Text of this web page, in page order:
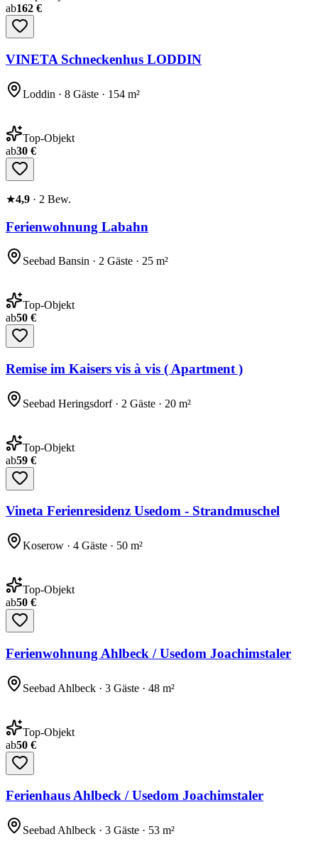
ab162 €
VINETA Schneckenhus LODDIN
Loddin · 8 Gäste · 154 m²
Top-Objekt
ab30 €
★4,9 · 2 Bew.
Ferienwohnung Labahn
Seebad Bansin · 2 Gäste · 25 m²
Top-Objekt
ab50 €
Remise im Kaisers vis à vis ( Apartment )
Seebad Heringsdorf · 2 Gäste · 20 m²
Top-Objekt
ab59 €
Vineta Ferienresidenz Usedom - Strandmuschel
Koserow · 4 Gäste · 50 m²
Top-Objekt
ab50 €
Ferienwohnung Ahlbeck / Usedom Joachimstaler
Seebad Ahlbeck · 3 Gäste · 48 m²
Top-Objekt
ab50 €
Ferienhaus Ahlbeck / Usedom Joachimstaler
Seebad Ahlbeck · 3 Gäste · 53 m²